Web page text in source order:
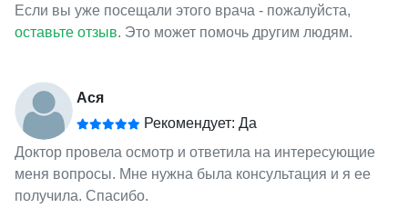
Если вы уже посещали этого врача - пожалуйста,
оставьте отзыв. Это может помочь другим людям.
Ася
Рекомендует: Да
Доктор провела осмотр и ответила на интересующие
меня вопросы. Мне нужна была консультация и я ее
получила. Спасибо.